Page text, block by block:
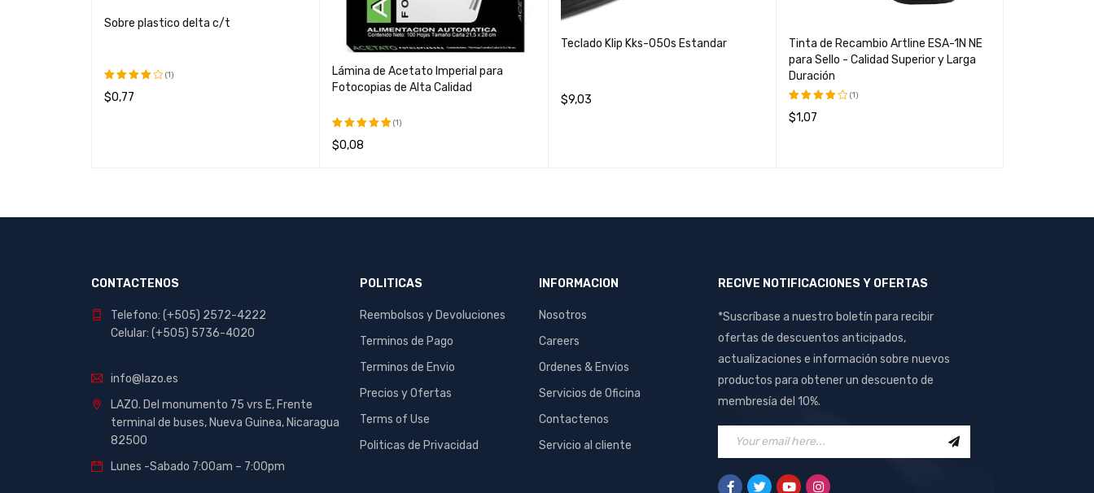
Sobre plastico delta c/t
Valorado
(1)
$0,77
Lámina de Acetato Imperial para
Fotocopias de Alta Calidad
Valorado
(1)
$0,08
Teclado Klip Kks-050s Estandar
$9,03
Tinta de Recambio Artline ESA-1N NE
para Sello - Calidad Superior y Larga
Duración
Valorado
(1)
$1,07
CONTACTENOS
Telefono: (+505) 2572-4222
Celular: (+505) 5736-4020
info@lazo.es
LAZO. Del monumento 75 vrs E, Frente
terminal de buses, Nueva Guinea, Nicaragua
82500
Lunes -Sabado 7:00am – 7:00pm
POLITICAS
Reembolsos y Devoluciones
Terminos de Pago
Terminos de Envio
Precios y Ofertas
Terms of Use
Politicas de Privacidad
INFORMACION
Nosotros
Careers
Ordenes & Envios
Servicios de Oficina
Contactenos
Servicio al cliente
RECIVE NOTIFICACIONES Y OFERTAS
*Suscríbase a nuestro boletín para recibir
ofertas de descuentos anticipados,
actualizaciones e información sobre nuevos
productos para obtener un descuento de
membresía del 10%.